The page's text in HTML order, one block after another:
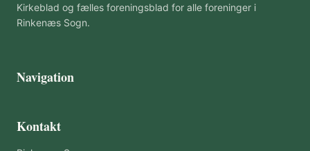
Kirkeblad og fælles foreningsblad for alle foreninger i
Rinkenæs Sogn.
Navigation
Kontakt